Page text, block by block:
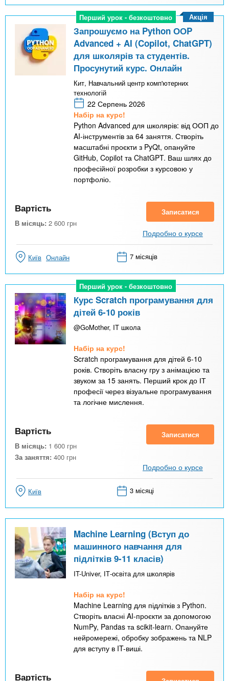
Перший урок - безкоштовно
Перший урок - безкоштовно
Запрошуємо на Python ООP
Advanced + AI (Copilot, ChatGPT)
для школярів та студентів.
Просунутий курс. Онлайн
Кит, Навчальний центр комп'ютерних
технологій
22 Серпень 2026
Набір на курс!
Python Advanced для школярів: від ООП до
AI-інструментів за 64 заняття. Створіть
масштабні проєкти з PyQt, опануйте
GitHub, Copilot та ChatGPT. Ваш шлях до
професійної розробки з курсовою у
портфоліо.
Акція
Вартість
В місяць: 2 600 грн
Записатися
Подробно о курсе
Київ Онлайн 7 місяців
Перший урок - безкоштовно
Перший урок - безкоштовно
Курс Scratch програмування для
дітей 6-10 років
@GoMother, IT школа
Набір на курс!
Scratch програмування для дітей 6-10
років. Створіть власну гру з анімацією та
звуком за 15 занять. Перший крок до ІТ
професії через візуальне програмування
та логічне мислення.
Вартість
В місяць: 1 600 грн
За заняття: 400 грн
Записатися
Подробно о курсе
Київ 3 місяці
Machine Learning (Вступ до
машинного навчання для
підлітків 9-11 класів)
IT-Univer, ІТ-освіта для школярів
Набір на курс!
Machine Learning для підлітків з Python.
Створіть власні AI-проєкти за допомогою
NumPy, Pandas та scikit-learn. Опануйте
нейромережі, обробку зображень та NLP
для вступу в IT-виші.
Вартість